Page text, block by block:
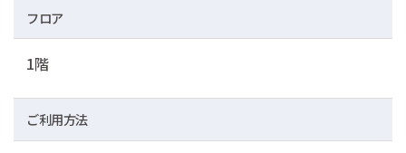
フロア
1階
ご利用方法